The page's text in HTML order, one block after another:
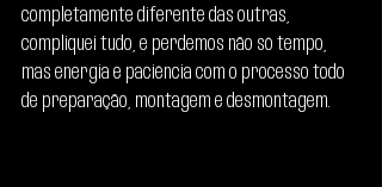
completamente diferente das outras,
compliquei tudo, e perdemos não só tempo,
mas energia e paciência com o processo todo
de preparação, montagem e desmontagem.